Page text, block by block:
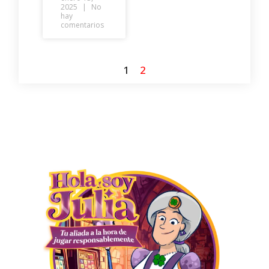
2025
No
hay
comentarios
1 2